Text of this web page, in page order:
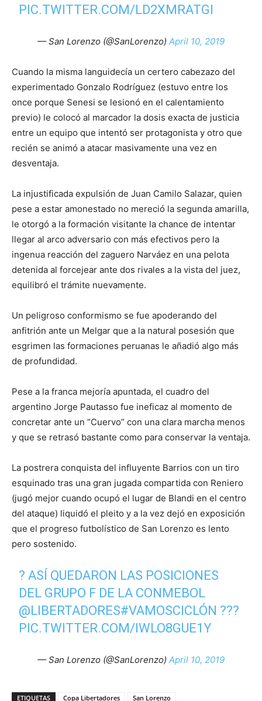
PIC.TWITTER.COM/LD2XMRATGI
— San Lorenzo (@SanLorenzo) April 10, 2019
Cuando la misma languidecía un certero cabezazo del
experimentado Gonzalo Rodríguez (estuvo entre los
once porque Senesi se lesionó en el calentamiento
previo) le colocó al marcador la dosis exacta de justicia
entre un equipo que intentó ser protagonista y otro que
recién se animó a atacar masivamente una vez en
desventaja.
La injustificada expulsión de Juan Camilo Salazar, quien
pese a estar amonestado no mereció la segunda amarilla,
le otorgó a la formación visitante la chance de intentar
llegar al arco adversario con más efectivos pero la
ingenua reacción del zaguero Narváez en una pelota
detenida al forcejear ante dos rivales a la vista del juez,
equilibró el trámite nuevamente.
Un peligroso conformismo se fue apoderando del
anfitrión ante un Melgar que a la natural posesión que
esgrimen las formaciones peruanas le añadió algo más
de profundidad.
Pese a la franca mejoría apuntada, el cuadro del
argentino Jorge Pautasso fue ineficaz al momento de
concretar ante un “Cuervo” con una clara marcha menos
y que se retrasó bastante como para conservar la ventaja.
La postrera conquista del influyente Barrios con un tiro
esquinado tras una gran jugada compartida con Reniero
(jugó mejor cuando ocupó el lugar de Blandi en el centro
del ataque) liquidó el pleito y a la vez dejó en exposición
que el progreso futbolístico de San Lorenzo es lento
pero sostenido.
? ASÍ QUEDARON LAS POSICIONES
DEL GRUPO F DE LA CONMEBOL
@LIBERTADORES#VAMOSCICLÓN ???
PIC.TWITTER.COM/IWLO8GUE1Y
— San Lorenzo (@SanLorenzo) April 10, 2019
ETIQUETAS Copa Libertadores San Lorenzo